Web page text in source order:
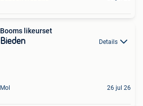
Booms likeurset
Bieden Details
Mol 26 jul 26